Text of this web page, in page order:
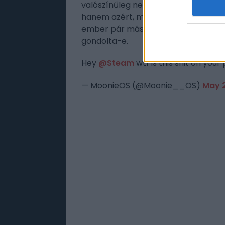
valószínűleg nem a forradalmi
hanem azért, mert sikerült egy
ember pár másodpercig csak
gondolta-e.
Hey @Steam wtf is this shit on
— MoonieOS (@Moonie__OS) May